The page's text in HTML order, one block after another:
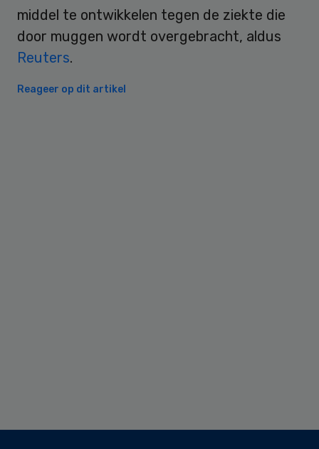
middel te ontwikkelen tegen de ziekte die
door muggen wordt overgebracht, aldus
Reuters.
Reageer op dit artikel